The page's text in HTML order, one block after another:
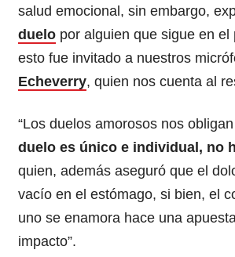
salud emocional, sin embargo,
duelo por alguien que sigue en el
esto fue invitado a nuestros
Echeverry, quien nos cuenta al
“Los duelos amorosos nos
duelo es único e individual, no
quien, además aseguró que el
vacío en el estómago, si bien, el
uno se enamora hace una
impacto”.